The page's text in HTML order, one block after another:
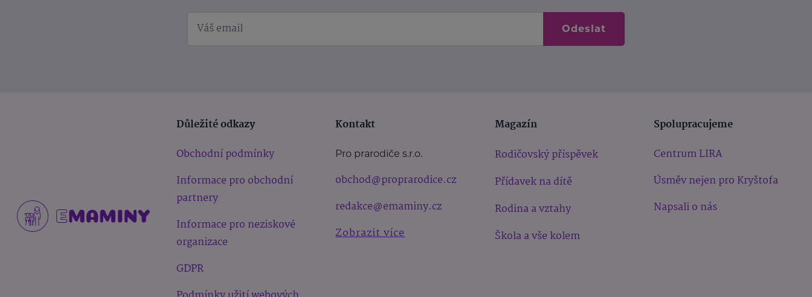
Odeslat
Důležité odkazy
Obchodní podmínky
Informace pro obchodní
partnery
Informace pro neziskové
organizace
GDPR
Kontakt
Pro prarodiče s.r.o.
obchod@proprarodice.cz
redakce@emaminy.cz
Zobrazit více
Magazín
Rodičovský příspěvek
Přídavek na dítě
Rodina a vztahy
Škola a vše kolem
Spolupracujeme
Centrum LIRA
Úsměv nejen pro Kryštofa
Napsali o nás